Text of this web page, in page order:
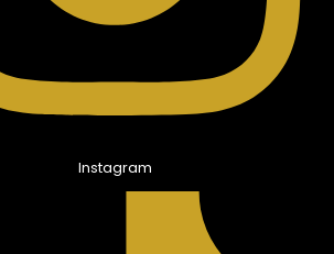
Instagram